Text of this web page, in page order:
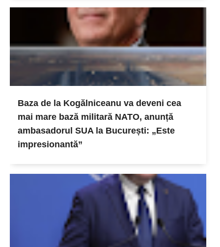
Baza de la Kogălniceanu va deveni cea
mai mare bază militară NATO, anunță
ambasadorul SUA la București: „Este
impresionantă”